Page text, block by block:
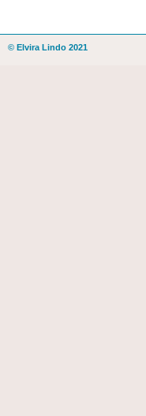
© Elvira Lindo 2021